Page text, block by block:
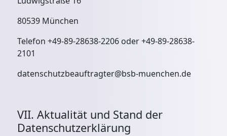
80539 München
Telefon +49-89-28638-2206 oder +49-89-28638-
2101
datenschutzbeauftragter@bsb-muenchen.de
VII. Aktualität und Stand der
Datenschutzerklärung